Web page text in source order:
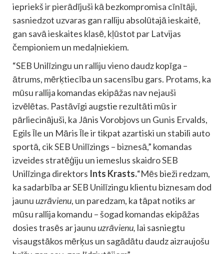
iepriekš ir pierādījuši kā bezkompromisa cīnītāji,
sasniedzot uzvaras gan ralliju absolūtajā ieskaitē,
gan savā ieskaites klasē, kļūstot par Latvijas
čempioniem un medaļniekiem.
“SEB Unilīzingu un ralliju vieno daudz kopīga –
ātrums, mērķtiecība un sacensību gars. Protams, ka
mūsu rallija komandas ekipāžas nav nejauši
izvēlētas. Pastāvīgi augstie rezultāti mūs ir
pārliecinājuši, ka Jānis Vorobjovs un Gunis Ervalds,
Egils Īle un Māris Īle ir tikpat azartiski un stabili auto
sportā, cik SEB Unilīzings – biznesā,” komandas
izveides stratēģiju un iemeslus skaidro SEB
Unilīzinga direktors Ints Krasts.“Mēs bieži redzam,
ka sadarbība ar SEB Unilīzingu klientu biznesam dod
jaunu uzrāvienu, un paredzam, ka tāpat notiks ar
mūsu rallija komandu – šogad komandas ekipāžas
dosies trasēs ar jaunu uzrāvienu, lai sasniegtu
visaugstākos mērķus un sagādātu daudz aizraujošu